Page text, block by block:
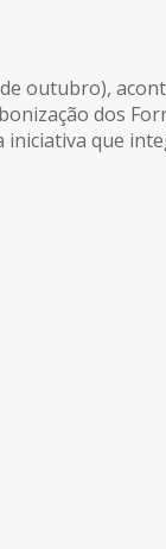
outubro),
dos
iniciativa que